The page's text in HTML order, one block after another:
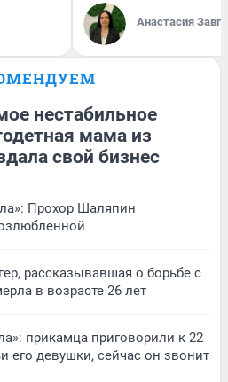
Анастасия
нестабильное
мама из
свой бизнес
Прохор Шаляпин
рассказывавшая о борьбе с
в возрасте 26 лет
прикамца приговорили к 22
его девушки, сейчас он звонит